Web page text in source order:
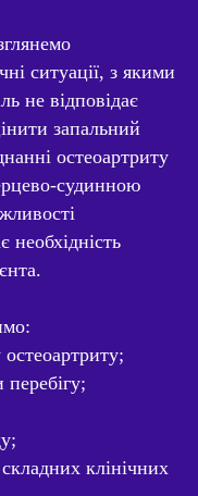
ситуації, з якими
не відповідає
запальний
остеоартриту
судинною
необхідність
перебігу;
клінічних